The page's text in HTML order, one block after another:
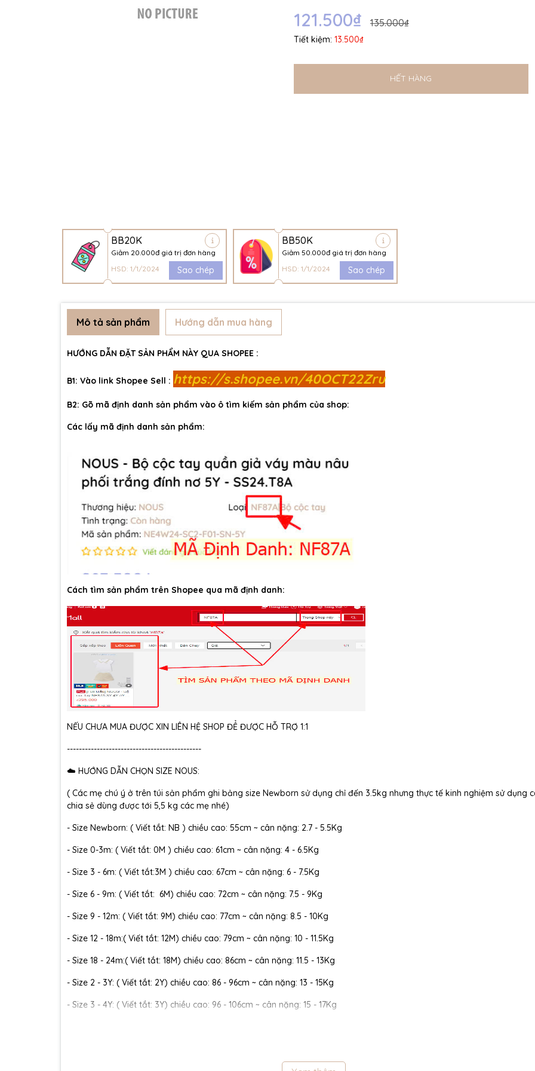
121.500₫ 135.000₫
Tiết kiệm: 13.500₫
HẾT HÀNG
BB20K
Giảm 20.000đ giá trị đơn hàng
HSD: 1/1/2024
Sao chép
BB50K
Giảm 50.000đ giá trị đơn hàng
HSD: 1/1/2024
Sao chép
Điều kiện:
Mô tả sản phẩm Hướng dẫn mua hàng
HƯỚNG DẪN ĐẶT SẢN PHẨM NÀY QUA SHOPEE :
B1: Vào link Shopee Sell : https://s.shopee.vn/40OCT22Zru
B2: Gõ mã định danh sản phẩm vào ô tìm kiếm sản phẩm của shop:
Các lấy mã định danh sản phẩm:
Cách tìm sản phẩm trên Shopee qua mã định danh:
NẾU CHƯA MUA ĐƯỢC XIN LIÊN HỆ SHOP ĐỂ ĐƯỢC HỖ TRỢ 1:1
---------------------------------------------
☁️ HƯỚNG DẪN CHỌN SIZE NOUS:
( Các mẹ chú ý ở trên túi sản phẩm ghi bảng size Newborn sử dụng chỉ đến 3.5kg nhưng thực tế kinh nghiệm sử dụng
chia sẻ dùng được tới 5,5 kg các mẹ nhé)
- Size Newborn: ( Viết tắt: NB ) chiều cao: 55cm ~ cân nặng: 2.7 - 5.5Kg
- Size 0-3m: ( Viết tắt: 0M ) chiều cao: 61cm ~ cân nặng: 4 - 6.5Kg
- Size 3 - 6m: ( Viết tắt:3M ) chiều cao: 67cm ~ cân nặng: 6 - 7.5Kg
- Size 6 - 9m: ( Viết tắt: 6M) chiều cao: 72cm ~ cân nặng: 7.5 - 9Kg
- Size 9 - 12m: ( Viết tắt: 9M) chiều cao: 77cm ~ cân nặng: 8.5 - 10Kg
- Size 12 - 18m:( Viết tắt: 12M) chiều cao: 79cm ~ cân nặng: 10 - 11.5Kg
- Size 18 - 24m:( Viết tắt: 18M) chiều cao: 86cm ~ cân nặng: 11.5 - 13Kg
- Size 2 - 3Y: ( Viết tắt: 2Y) chiều cao: 86 - 96cm ~ cân nặng: 13 - 15Kg
- Size 3 - 4Y: ( Viết tắt: 3Y) chiều cao: 96 - 106cm ~ cân nặng: 15 - 17Kg